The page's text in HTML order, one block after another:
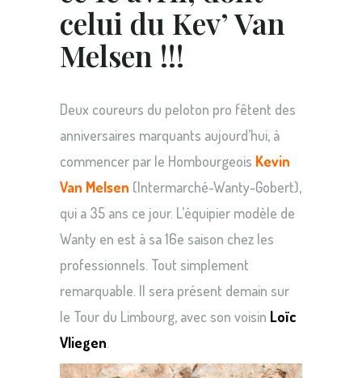
celui du Kev’ Van
Melsen !!!
Deux coureurs du peloton pro fêtent des
anniversaires marquants aujourd’hui, à
commencer par le Hombourgeois Kevin
Van Melsen (Intermarché-Wanty-Gobert),
qui a 35 ans ce jour. L’équipier modèle de
Wanty en est à sa 16e saison chez les
professionnels. Tout simplement
remarquable. Il sera présent demain sur
le Tour du Limbourg, avec son voisin Loïc
Vliegen.